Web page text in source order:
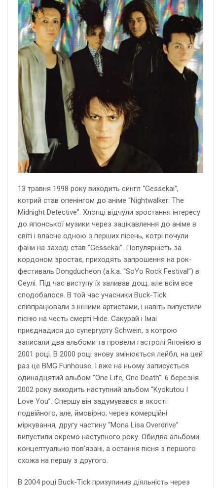
13 травня 1998 року виходить сингл “Gessekai”,
котрий став опенінгом до аніме “Nightwalker: The
Midnight Detective”. Хлопці відчули зростання інтересу
до японської музики через зацікавлення до аніме в
світі і власне одною з перших пісень, котрі почули
фани на заході став “Gessekai”. Популярність за
кордоном зростає, приходять запрошення на рок-
фестиваль Dongducheon (a.k.a. “SoYo Rock Festival”) в
Сеулі. Під час виступу їх заливав дощ, але всім все
сподобалося. В той час учасники Buck-Tick
співпрацювали з іншими артистами, і навіть випустили
пісню на честь смерті Hide. Сакурай і Імаі
приєднадися до супергурту Schwein, з котрою
записали два альбоми та провели гастролі Японією в
2001 році. В 2000 році знову змінюється лейбл, на цей
раз це BMG Funhouse. І вже на ньому записується
одинадцятий альбом “One Life, One Death”. 6 березня
2002 року виходить наступний альбом “Kyokutou I
Love You”. Спершу він задумувався в якості
подвійного, але, ймовірно, через комерційні
міркування, другу частину “Mona Lisa Overdrive”
випустили окремо наступного року. Обидва альбоми
концептуально пов’язані, а остання пісня з першого
схожа на першу з другого.
В 2004 році Buck-Tick призупинив діяльність через